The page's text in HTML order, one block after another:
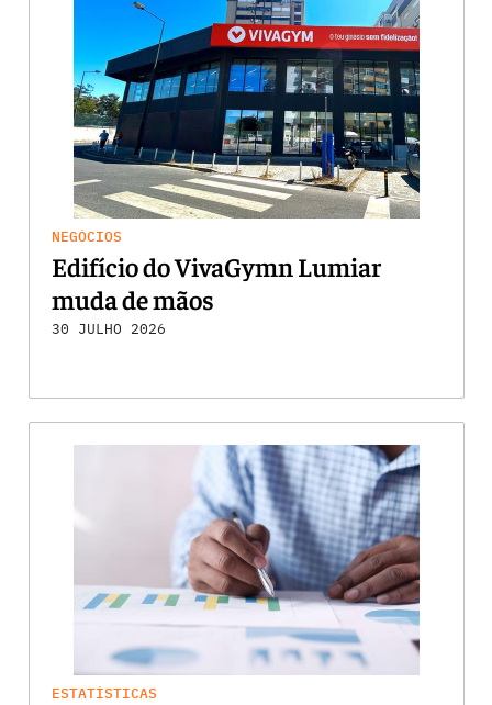
NEGÓCIOS
Edifício do VivaGymn Lumiar
muda de mãos
30 JULHO 2026
ESTATÍSTICAS